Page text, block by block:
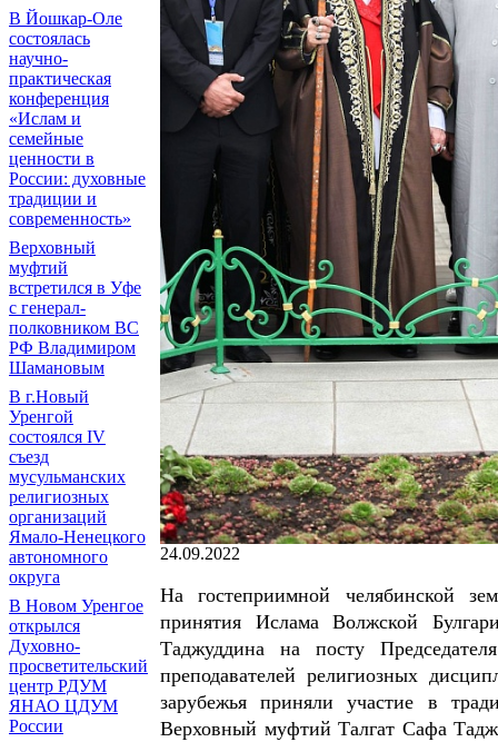
В Йошкар-Оле
состоялась
научно-
практическая
конференция
«Ислам и
семейные
ценности в
России: духовные
традиции и
современность»
Верховный
муфтий
встретился в Уфе
с генерал-
полковником ВС
РФ Владимиром
Шамановым
В г.Новый
Уренгой
состоялся IV
съезд
мусульманских
религиозных
организаций
Ямало-Ненецкого
автономного
округа
В Новом Уренгое
открылся
Духовно-
просветительский
центр РДУМ
ЯНАО ЦДУМ
России
24.09.2022
На гостеприимной челябинской
принятия Ислама Волжской
Таджуддина на посту
преподавателей религиозных
зарубежья приняли участие в
Верховный муфтий Талгат Сафа